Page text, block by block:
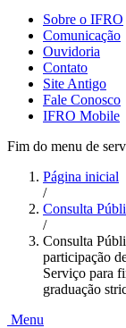
Sobre o IFRO
Comunicação
Ouvidoria
Contato
Site Antigo
Fale Conosco
IFRO Mobile
Fim do menu de
Página inicial
/
Consulta
/
Consulta
participação
Serviço para
graduação
Menu